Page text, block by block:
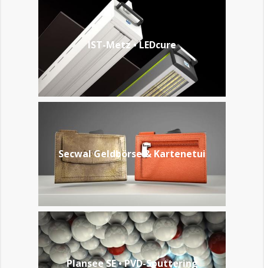
IST-Metz • LEDcure
Secwal Geldbörse & Kartenetui
Plansee SE • PVD-Sputtering